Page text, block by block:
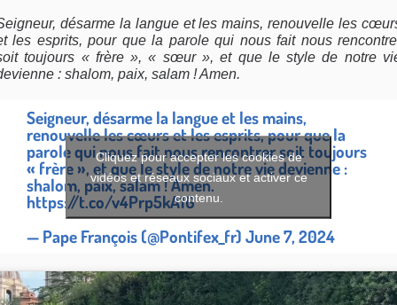
désarme la langue et les mains, renouvelle les
les esprits, pour que la parole qui nous fait nous
toujours « frère », « sœur », et que le style de notre
: shalom, paix, salam ! Amen.
Seigneur, désarme la langue et les mains,
renouvelle les cœurs et les esprits, pour que la
parole qui nous fait nous rencontrer soit toujours
« frère », et que le style de notre vie devienne :
shalom, paix, salam ! Amen.
https://t.co/v4Prp5kA1G
— Pape François (@Pontifex_fr) June 7, 2024
Cliquez pour accepter les cookies de
vidéos et réseaux sociaux et activer ce
contenu.